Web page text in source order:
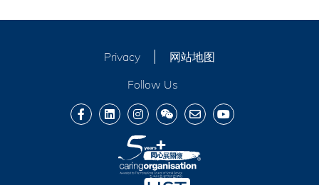
Privacy
网站地图
Follow Us